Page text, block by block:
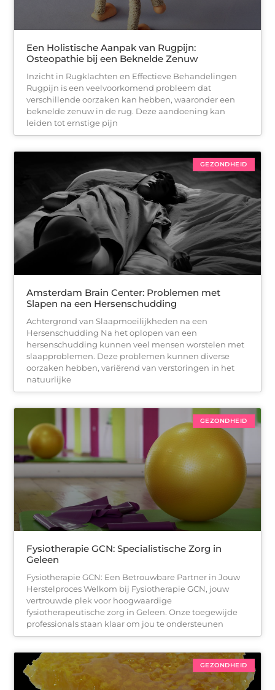
Een Holistische Aanpak van Rugpijn:
Osteopathie bij een Beknelde Zenuw
Inzicht in Rugklachten en Effectieve Behandelingen
Rugpijn is een veelvoorkomend probleem dat
verschillende oorzaken kan hebben, waaronder een
beknelde zenuw in de rug. Deze aandoening kan
leiden tot ernstige pijn
GEZONDHEID
Amsterdam Brain Center: Problemen met
Slapen na een Hersenschudding
Achtergrond van Slaapmoeilijkheden na een
Hersenschudding Na het oplopen van een
hersenschudding kunnen veel mensen worstelen met
slaapproblemen. Deze problemen kunnen diverse
oorzaken hebben, variërend van verstoringen in het
natuurlijke
GEZONDHEID
Fysiotherapie GCN: Specialistische Zorg in
Geleen
Fysiotherapie GCN: Een Betrouwbare Partner in Jouw
Herstelproces Welkom bij Fysiotherapie GCN, jouw
vertrouwde plek voor hoogwaardige
fysiotherapeutische zorg in Geleen. Onze toegewijde
professionals staan klaar om jou te ondersteunen
GEZONDHEID